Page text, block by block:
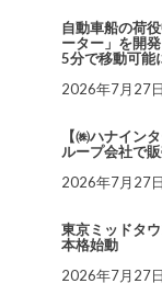
自動車船の荷
ーター」を開
5分で移動可能
2026年7月27日
【㈱ハナイン
ループ会社で
2026年7月27日
東京ミッドタ
本格始動
2026年7月27日